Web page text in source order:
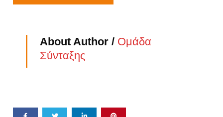
About Author / Ομάδα
Σύνταξης